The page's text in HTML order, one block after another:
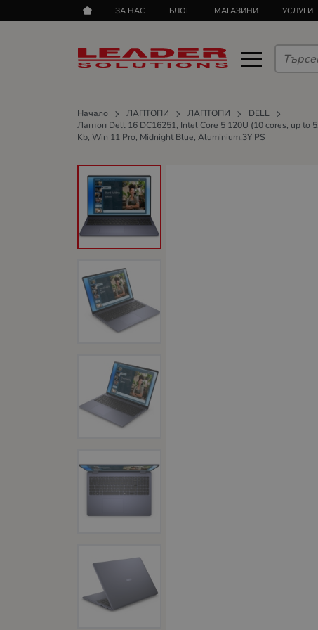
ЗА НАС БЛОГ МАГАЗИНИ УСЛУГИ
Начало ЛАПТОПИ ЛАПТОПИ
DELL
Лаптоп Dell 16 DC16251, Intel Core 5 120U (10 cores, up to
Kb, Win 11 Pro, Midnight Blue, Aluminium,3Y PS